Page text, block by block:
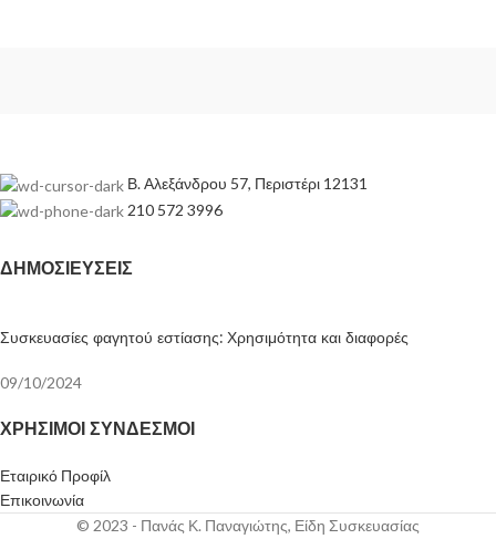
Β. Αλεξάνδρου 57, Περιστέρι 12131
210 572 3996
ΔΗΜΟΣΙΕΎΣΕΙΣ
Συσκευασίες φαγητού εστίασης: Χρησιμότητα και διαφορές
09/10/2024
ΧΡΉΣΙΜΟΙ ΣΎΝΔΕΣΜΟΙ
Εταιρικό Προφίλ
Επικοινωνία
© 2023 - Πανάς Κ. Παναγιώτης, Είδη Συσκευασίας